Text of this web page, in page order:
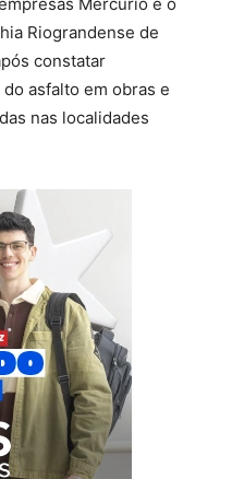
Riograndense de
constatar
asfalto em obras e
nas localidades